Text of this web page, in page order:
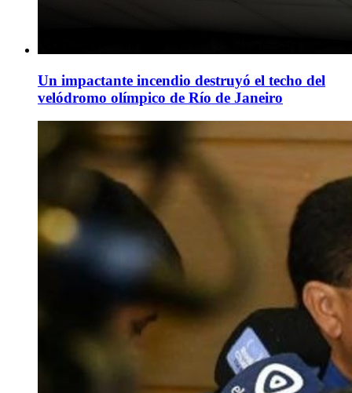
Un impactante incendio destruyó el techo del
velódromo olímpico de Río de Janeiro